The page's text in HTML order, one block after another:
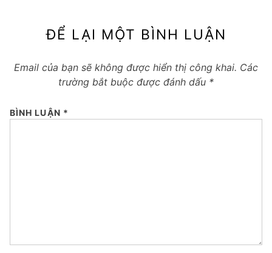
ĐỂ LẠI MỘT BÌNH LUẬN
Email của bạn sẽ không được hiển thị công khai. Các
trường bắt buộc được đánh dấu *
BÌNH LUẬN *